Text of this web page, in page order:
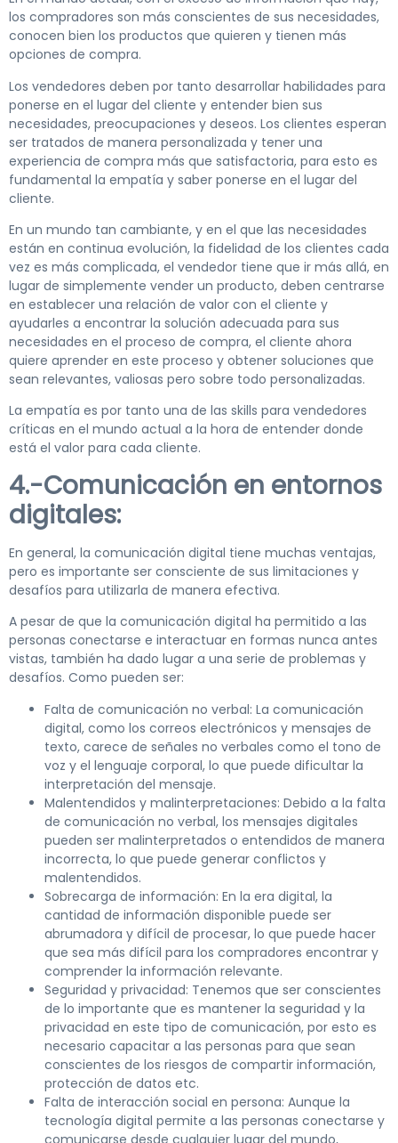
los compradores son más conscientes de sus necesidades,
conocen bien los productos que quieren y tienen más
opciones de compra.
Los vendedores deben por tanto desarrollar habilidades para
ponerse en el lugar del cliente y entender bien sus
necesidades, preocupaciones y deseos. Los clientes esperan
ser tratados de manera personalizada y tener una
experiencia de compra más que satisfactoria, para esto es
fundamental la empatía y saber ponerse en el lugar del
cliente.
En un mundo tan cambiante, y en el que las necesidades
están en continua evolución, la fidelidad de los clientes cada
vez es más complicada, el vendedor tiene que ir más allá, en
lugar de simplemente vender un producto, deben centrarse
en establecer una relación de valor con el cliente y
ayudarles a encontrar la solución adecuada para sus
necesidades en el proceso de compra, el cliente ahora
quiere aprender en este proceso y obtener soluciones que
sean relevantes, valiosas pero sobre todo personalizadas.
La empatía es por tanto una de las skills para vendedores
críticas en el mundo actual a la hora de entender donde
está el valor para cada cliente.
4.-Comunicación en entornos
digitales:
En general, la comunicación digital tiene muchas ventajas,
pero es importante ser consciente de sus limitaciones y
desafíos para utilizarla de manera efectiva.
A pesar de que la comunicación digital ha permitido a las
personas conectarse e interactuar en formas nunca antes
vistas, también ha dado lugar a una serie de problemas y
desafíos. Como pueden ser:
Falta de comunicación no verbal: La comunicación
digital, como los correos electrónicos y mensajes de
texto, carece de señales no verbales como el tono de
voz y el lenguaje corporal, lo que puede dificultar la
interpretación del mensaje.
Malentendidos y malinterpretaciones: Debido a la falta
de comunicación no verbal, los mensajes digitales
pueden ser malinterpretados o entendidos de manera
incorrecta, lo que puede generar conflictos y
malentendidos.
Sobrecarga de información: En la era digital, la
cantidad de información disponible puede ser
abrumadora y difícil de procesar, lo que puede hacer
que sea más difícil para los compradores encontrar y
comprender la información relevante.
Seguridad y privacidad: Tenemos que ser conscientes
de lo importante que es mantener la seguridad y la
privacidad en este tipo de comunicación, por esto es
necesario capacitar a las personas para que sean
conscientes de los riesgos de compartir información,
protección de datos etc.
Falta de interacción social en persona: Aunque la
tecnología digital permite a las personas conectarse y
comunicarse desde cualquier lugar del mundo,